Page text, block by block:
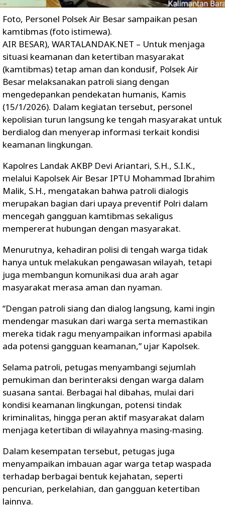
Foto, Personel Polsek Air Besar sampaikan pesan
kamtibmas (foto istimewa).
AIR BESAR), WARTALANDAK.NET – Untuk menjaga
situasi keamanan dan ketertiban masyarakat
(kamtibmas) tetap aman dan kondusif, Polsek Air
Besar melaksanakan patroli siang dengan
mengedepankan pendekatan humanis, Kamis
(15/1/2026). Dalam kegiatan tersebut, personel
kepolisian turun langsung ke tengah masyarakat untuk
berdialog dan menyerap informasi terkait kondisi
keamanan lingkungan.
Kapolres Landak AKBP Devi Ariantari, S.H., S.I.K.,
melalui Kapolsek Air Besar IPTU Mohammad Ibrahim
Malik, S.H., mengatakan bahwa patroli dialogis
merupakan bagian dari upaya preventif Polri dalam
mencegah gangguan kamtibmas sekaligus
mempererat hubungan dengan masyarakat.
Menurutnya, kehadiran polisi di tengah warga tidak
hanya untuk melakukan pengawasan wilayah, tetapi
juga membangun komunikasi dua arah agar
masyarakat merasa aman dan nyaman.
“Dengan patroli siang dan dialog langsung, kami ingin
mendengar masukan dari warga serta memastikan
mereka tidak ragu menyampaikan informasi apabila
ada potensi gangguan keamanan,” ujar Kapolsek.
Selama patroli, petugas menyambangi sejumlah
pemukiman dan berinteraksi dengan warga dalam
suasana santai. Berbagai hal dibahas, mulai dari
kondisi keamanan lingkungan, potensi tindak
kriminalitas, hingga peran aktif masyarakat dalam
menjaga ketertiban di wilayahnya masing-masing.
Dalam kesempatan tersebut, petugas juga
menyampaikan imbauan agar warga tetap waspada
terhadap berbagai bentuk kejahatan, seperti
pencurian, perkelahian, dan gangguan ketertiban
lainnya.